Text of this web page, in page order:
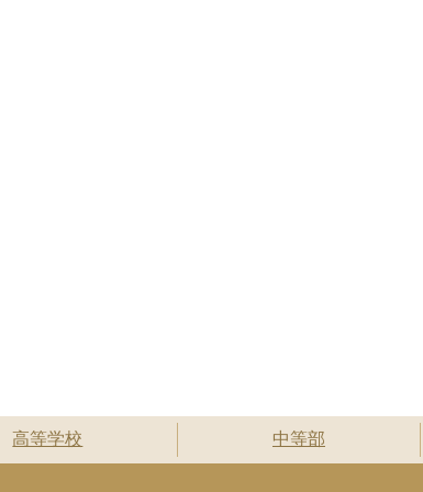
高等学校 中等部